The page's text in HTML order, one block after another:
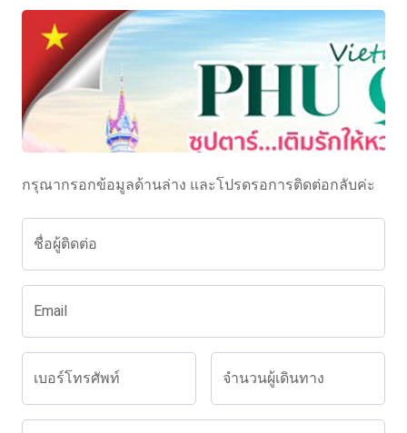
กรุณากรอกข้อมูลด้านล่าง และโปรดรอการติดต่อกลับค่ะ
ชื่อผู้ติดต่อ
Email
เบอร์โทรศัพท์ จำนวนผู้เดินทาง